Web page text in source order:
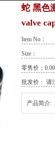
蛇 黑色
valve
Item No：
Size：
零售价：0.00
批发价： 请
产品简介: